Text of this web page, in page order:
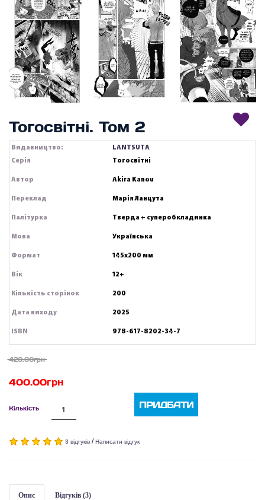
Тогосвітні. Том 2
Видавництво:
LANTSUTA
Серія
Тогосвітні
Автор Akira Kanou
Переклад Марія Ланцута
Палітурка Тверда + суперобкладинка
Мова Українська
Формат 145х200 мм
Вік 12+
Кількість сторінок 200
Дата виходу 2025
ISBN 978-617-8202-34-7
420.00грн
400.00грн
Кількість ПРИДБАТИ
3 відгуків /Написати відгук
Опис Відгуків (3)